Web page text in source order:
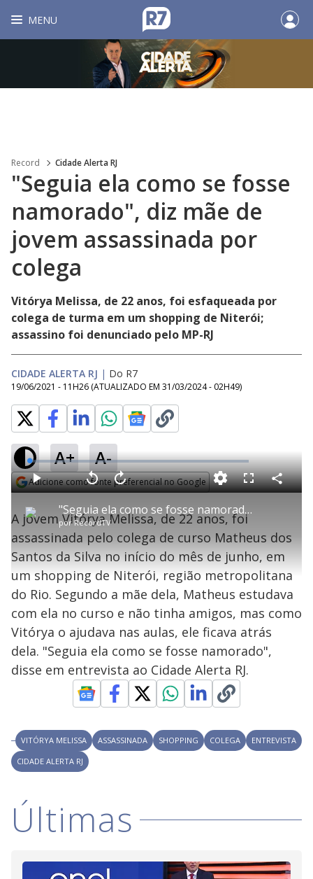
MENU
Record Cidade Alerta RJ
"Seguia ela como se fosse
namorado", diz mãe de
jovem assassinada por
colega
Vitórya Melissa, de 22 anos, foi esfaqueada por
colega de turma em um shopping de Niterói;
assassino foi denunciado pelo MP-RJ
CIDADE ALERTA RJ | Do R7
19/06/2021 - 11H26 (ATUALIZADO EM 31/03/2024 - 02H49)
A+ A-
Adicione como fonte preferencial no Google
P
l
a
y
V
i
d
e
o
"Seguia ela como se fosse namorado", diz mãe de jovem assassinada por colega
por RecordTV
P V
t
a
r
0
e
g
n
d
s
A
n
ç
a
1
s
e
u
n
o
M
u
L
o
a
d
e
:
1
.
4
0
%
F
l
e
n
C
o
l
a
A jovem Vitórya Melissa, de 22 anos, foi
assassinada pelo colega de curso Matheus dos
Santos da Silva no início do mês de junho, em
um shopping de Niterói, região metropolitana
do Rio. Segundo a mãe dela, Matheus estudava
com ela no curso e não tinha amigos, mas como
Vitórya o ajudava nas aulas, ele ficava atrás
dela. "Seguia ela como se fosse namorado",
disse em entrevista ao Cidade Alerta RJ.
VITÓRYA MELISSA ASSASSINADA SHOPPING COLEGA
ENTREVISTA
CIDADE ALERTA RJ
Últimas